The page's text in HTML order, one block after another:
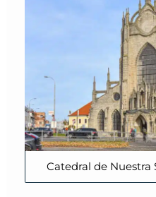
Catedral de Nuestra